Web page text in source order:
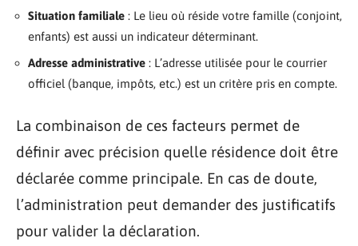
Situation familiale : Le lieu où réside votre famille (conjoint,
enfants) est aussi un indicateur déterminant.
Adresse administrative : L’adresse utilisée pour le courrier
officiel (banque, impôts, etc.) est un critère pris en compte.
La combinaison de ces facteurs permet de
définir avec précision quelle résidence doit être
déclarée comme principale. En cas de doute,
l’administration peut demander des justificatifs
pour valider la déclaration.